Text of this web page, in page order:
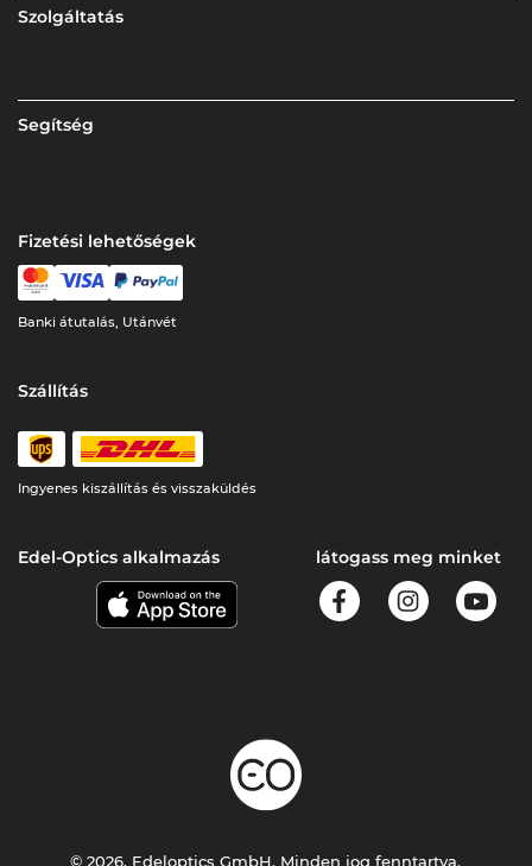
Szolgáltatás
Segítség
Fizetési lehetőségek
Banki átutalás, Utánvét
Szállítás
Ingyenes kiszállítás és visszaküldés
Edel-Optics alkalmazás látogass meg minket
© 2026, Edeloptics GmbH. Minden jog fenntartva.